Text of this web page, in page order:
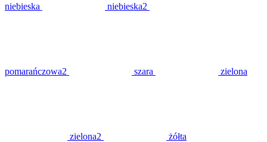
niebieska niebieska2
pomarańczowa2 szara zielona
zielona2 żółta